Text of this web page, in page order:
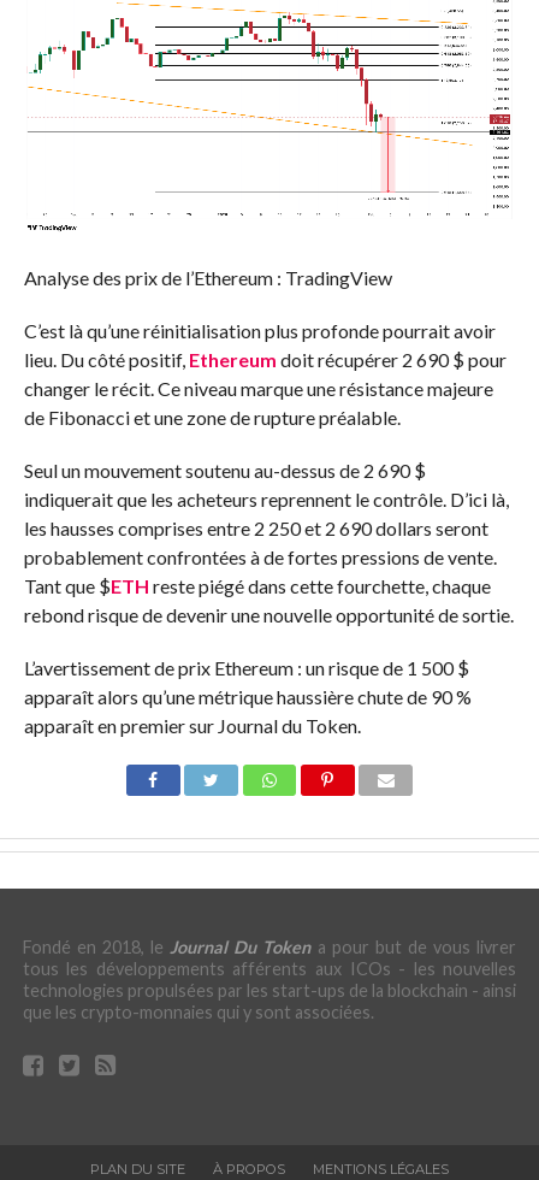
Analyse des prix de l’Ethereum : TradingView
C’est là qu’une réinitialisation plus profonde pourrait avoir
lieu. Du côté positif, Ethereum doit récupérer 2 690 $ pour
changer le récit. Ce niveau marque une résistance majeure
de Fibonacci et une zone de rupture préalable.
Seul un mouvement soutenu au-dessus de 2 690 $
indiquerait que les acheteurs reprennent le contrôle. D’ici là,
les hausses comprises entre 2 250 et 2 690 dollars seront
probablement confrontées à de fortes pressions de vente.
Tant que $ETH reste piégé dans cette fourchette, chaque
rebond risque de devenir une nouvelle opportunité de sortie.
L’avertissement de prix Ethereum : un risque de 1 500 $
apparaît alors qu’une métrique haussière chute de 90 %
apparaît en premier sur Journal du Token.
Fondé en 2018, le Journal Du Tokena pour but de vous livrer
tous les développements afférents aux ICOs - les nouvelles
technologies propulsées par les start-ups de la blockchain - ainsi
que les crypto-monnaies qui y sont associées.
PLAN DU SITE À PROPOS MENTIONS LÉGALES